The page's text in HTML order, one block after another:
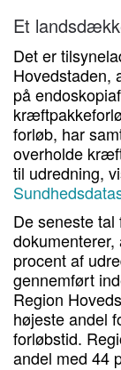
Et
Det er
på
forløb, har
overholde
til udredning,
De seneste
procent af
gennemført
Region
højeste andel
forløbstid.
andel med 44